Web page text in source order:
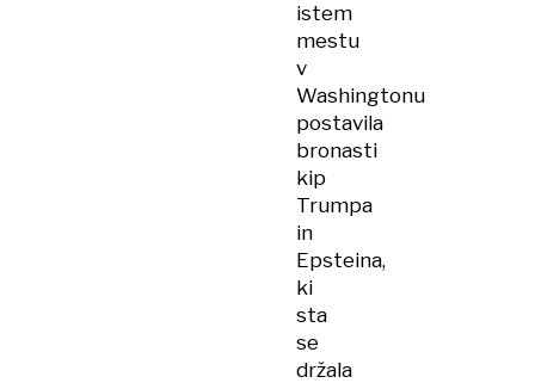
istem
mestu
v
Washingtonu
postavila
bronasti
kip
Trumpa
in
Epsteina,
ki
sta
se
držala